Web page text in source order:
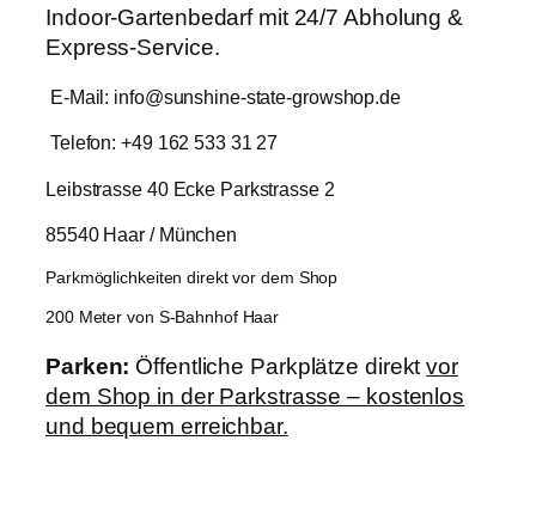
Indoor-Gartenbedarf mit 24/7 Abholung &
Express-Service.
E-Mail: info@sunshine-state-growshop.de
Telefon: +49 162 533 31 27
Leibstrasse 40 Ecke Parkstrasse 2
85540 Haar / München
Parkmöglichkeiten direkt vor dem Shop
200 Meter von S-Bahnhof Haar
Parken: Öffentliche Parkplätze direktvor
dem Shop in der Parkstrasse – kostenlos
und bequem erreichbar.